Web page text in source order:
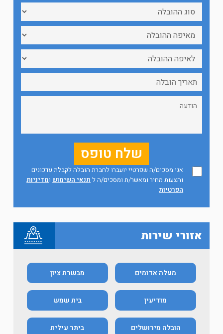
אני מסכים/ה שפרטיי יועברו לחברת הובלה לקבלת עדכונים
והצעות מחיר ומאשר/ת ומסכים/ה ל תנאי השימוש ומדיניות
הפרטיות
אזורי שירות
מעלה אדומים מבשרת ציון
מודיעין בית שמש
הובלה מירושלים ביתר עילית